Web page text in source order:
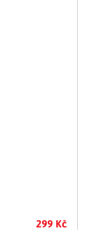
299 Kč